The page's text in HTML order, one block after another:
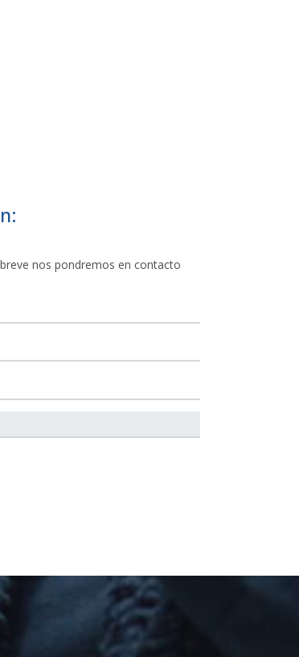
nos pondremos en contacto